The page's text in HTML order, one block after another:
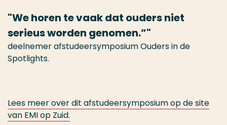
We horen te vaak dat ouders niet
serieus worden genomen.”
deelnemer afstudeersymposium Ouders in de
Spotlights.
Lees meer over dit afstudeersymposium op de site
van EMI op Zuid.